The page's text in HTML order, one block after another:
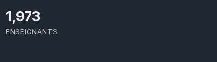
2,142
ENSEIGNANTS